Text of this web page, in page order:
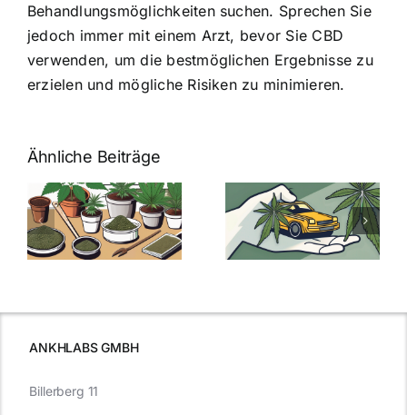
Behandlungsmöglichkeiten suchen. Sprechen Sie
jedoch immer mit einem Arzt, bevor Sie CBD
verwenden, um die bestmöglichen Ergebnisse zu
erzielen und mögliche Risiken zu minimieren.
Ähnliche Beiträge
Neue THC-
Grenzwert-
Regelung:
Was Sie über
Cannabis und
müssen
Cannabis
Samen
kaufen: Alles
was Sie
ANKHLABS GMBH
Billerberg 11